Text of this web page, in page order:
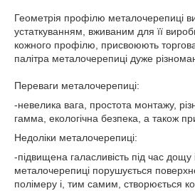
Геометрія профілю металочерепиці
устаткуванням, вживаним для її
кожного профілю, присвоюють
палітра металочерепиці дуже
Переваги металочерепиці:
-невелика вага, простота монтажу,
гамма, екологічна безпека, а також
Недоліки металочерепиці:
-підвищена галасливість під час дощу
металочерепиці порушується
полімеру і, тим самим, створюється